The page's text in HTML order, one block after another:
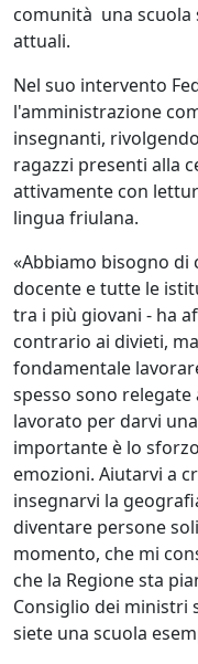
comunità una scuola
attuali.
Nel suo intervento
l'amministrazione
insegnanti,
ragazzi presenti alla
attivamente con
lingua friulana.
«Abbiamo bisogno di
docente e tutte le
tra i più giovani - ha
contrario ai divieti,
fondamentale
spesso sono
lavorato per darvi
importante è lo
emozioni. Aiutarvi a
insegnarvi la
diventare persone
momento, che mi
che la Regione sta
Consiglio dei ministri
siete una scuola